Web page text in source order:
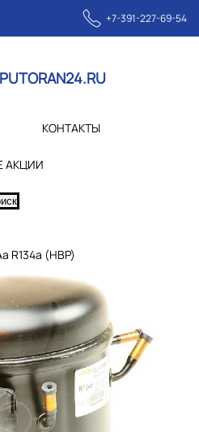
+7-391-227-69-54
PUTORAN24.RU
КОНТАКТЫ
АКЦИИ
R134a (HBP)